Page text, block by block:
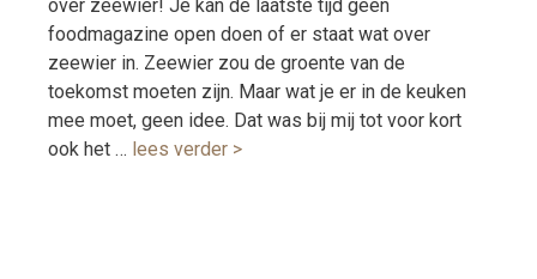
over zeewier! Je kan de laatste tijd geen
foodmagazine open doen of er staat wat over
zeewier in. Zeewier zou de groente van de
toekomst moeten zijn. Maar wat je er in de keuken
mee moet, geen idee. Dat was bij mij tot voor kort
ook het … lees verder >